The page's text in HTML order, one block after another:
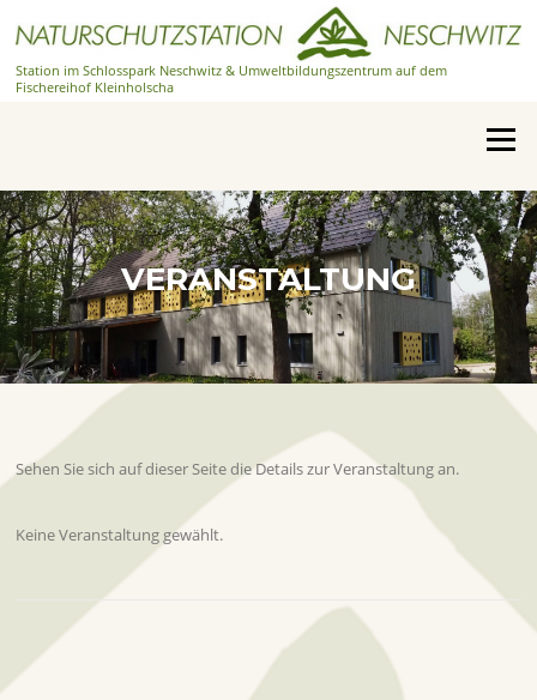
Inhalt
springen
Station im Schlosspark Neschwitz & Umweltbildungszentrum auf dem
Fischereihof Kleinholscha
Menü
VERANSTALTUNG
Sehen Sie sich auf dieser Seite die Details zur Veranstaltung an.
Keine Veranstaltung gewählt.